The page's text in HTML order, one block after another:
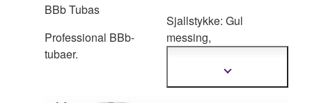
BBb Tubas
Professional BBb-
tubaer.
Sjallstykke: Gul
messing,
Vis